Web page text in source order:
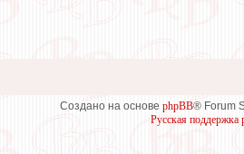
Создано на основе phpBB® Forum
Русская поддержка